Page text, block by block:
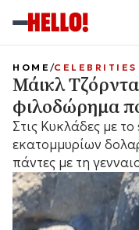
HOME CELEBRITIES
Μάικλ
φιλοδώρημα
Στις Κυκλάδες με
εκατομμυρίων
πάντες με τη